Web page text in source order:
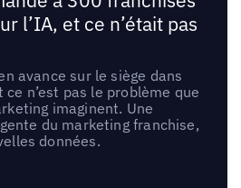
l’IA, et ce n’était pas
avance sur le siège dans
ce n’est pas le problème que
imaginent. Une
du marketing franchise,
données.